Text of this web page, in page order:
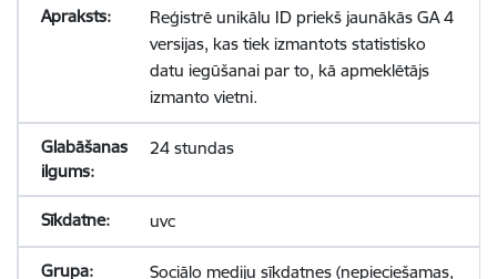
Reģistrē unikālu ID priekš jaunākās GA 4
versijas, kas tiek izmantots statistisko
datu iegūšanai par to, kā apmeklētājs
izmanto vietni.
24 stundas
uvc
Sociālo mediju sīkdatnes (nepieciešamas,